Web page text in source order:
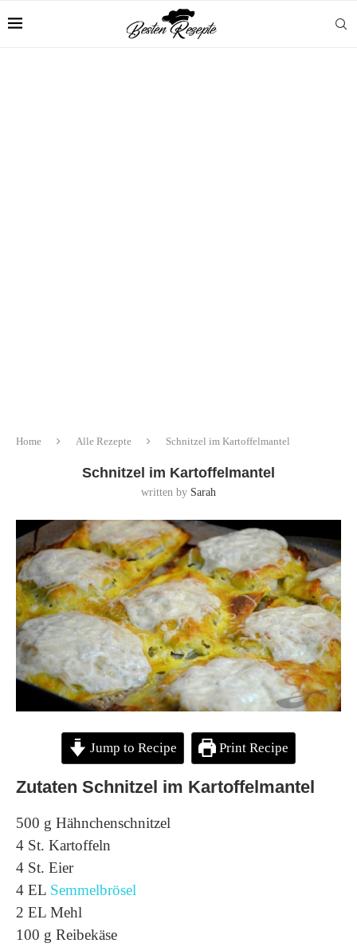
Home Alle Rezepte Schnitzel im Kartoffelmantel
Schnitzel im Kartoffelmantel
written by Sarah
Jump to Recipe Print Recipe
Zutaten Schnitzel im Kartoffelmantel
500 g Hähnchenschnitzel
4 St. Kartoffeln
4 St. Eier
4 EL Semmelbrösel
2 EL Mehl
100 g Reibekäse